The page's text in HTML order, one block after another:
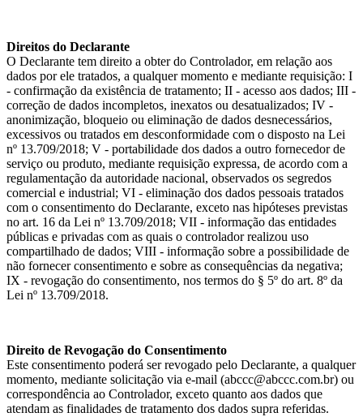
Direitos do Declarante
O Declarante tem direito a obter do Controlador, em relação aos
dados por ele tratados, a qualquer momento e mediante requisição: I
- confirmação da existência de tratamento; II - acesso aos dados; III -
correção de dados incompletos, inexatos ou desatualizados; IV -
anonimização, bloqueio ou eliminação de dados desnecessários,
excessivos ou tratados em desconformidade com o disposto na Lei
nº 13.709/2018; V - portabilidade dos dados a outro fornecedor de
serviço ou produto, mediante requisição expressa, de acordo com a
regulamentação da autoridade nacional, observados os segredos
comercial e industrial; VI - eliminação dos dados pessoais tratados
com o consentimento do Declarante, exceto nas hipóteses previstas
no art. 16 da Lei nº 13.709/2018; VII - informação das entidades
públicas e privadas com as quais o controlador realizou uso
compartilhado de dados; VIII - informação sobre a possibilidade de
não fornecer consentimento e sobre as consequências da negativa;
IX - revogação do consentimento, nos termos do § 5º do art. 8º da
Lei nº 13.709/2018.
Direito de Revogação do Consentimento
Este consentimento poderá ser revogado pelo Declarante, a qualquer
momento, mediante solicitação via e-mail (abccc@abccc.com.br) ou
correspondência ao Controlador, exceto quanto aos dados que
atendam as finalidades de tratamento dos dados supra referidas.